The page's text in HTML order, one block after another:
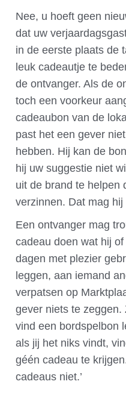
Nee, u hoeft geen
dat uw
in de eerste plaats de
leuk cadeautje te
de ontvanger. Als de
toch een voorkeur
cadeaubon van de
past het een gever
hebben. Hij kan de
hij uw suggestie niet
uit de brand te helpen
verzinnen. Dat mag
Een ontvanger mag
cadeau doen wat hij
dagen met plezier
leggen, aan iemand
verpatsen op
gever niets te zeggen.
vind een bordspelbon
als jij het niks vindt,
géén cadeau te
cadeaus niet.’